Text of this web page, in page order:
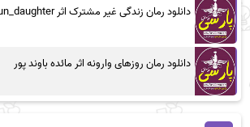
دانلود رمان زندگی غیر مشترک اثر sun_daughter
دانلود رمان روزهای وارونه اثر مائده باوند پور